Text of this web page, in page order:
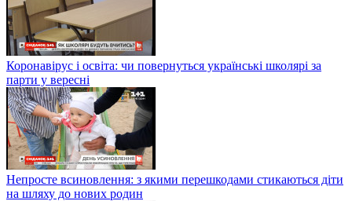
Коронавірус і освіта: чи повернуться українські школярі за
парти у вересні
Непросте всиновлення: з якими перешкодами стикаються діти
на шляху до нових родин